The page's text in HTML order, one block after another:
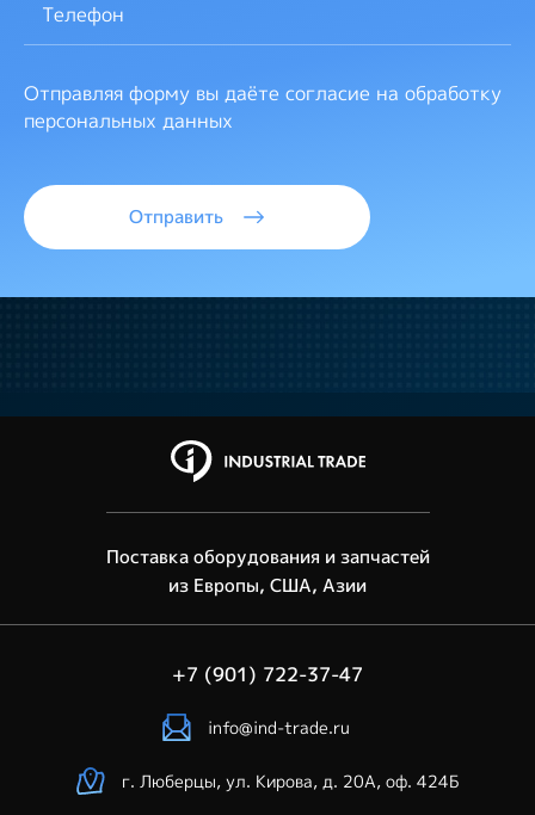
Отправляя форму вы даёте согласие на обработку
персональных данных
Отправить
Поставка оборудования и запчастей
из Европы, США, Азии
+7 (901) 722-37-47
info@ind-trade.ru
г. Люберцы, ул. Кирова, д. 20А, оф. 424Б